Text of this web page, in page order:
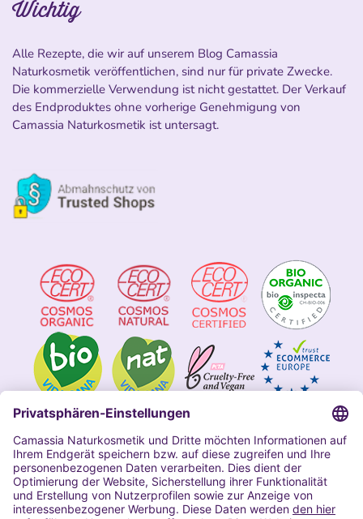
Wichtig
Alle Rezepte, die wir auf unserem Blog Camassia
Naturkosmetik veröffentlichen, sind nur für private Zwecke.
Die kommerzielle Verwendung ist nicht gestattet. Der Verkauf
des Endproduktes ohne vorherige Genehmigung von
Camassia Naturkosmetik ist untersagt.
Impressum
Allgemeine Geschäftsbedingungen
Datenschutzerklärung Camassia
Widerrufsbelehrung